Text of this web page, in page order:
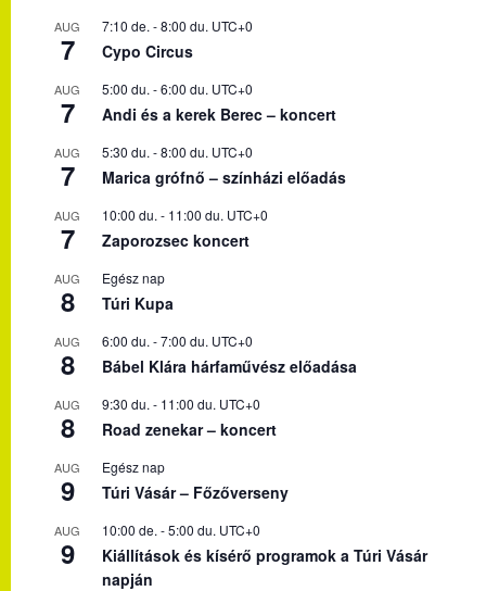
AUG
7
7:10 de. -8:00 du. UTC+0
Cypo Circus
AUG
7
5:00 du. -6:00 du. UTC+0
Andi és a kerek Berec – koncert
AUG
7
5:30 du. -8:00 du. UTC+0
Marica grófnő – színházi előadás
AUG
7
10:00 du. - 11:00 du. UTC+0
Zaporozsec koncert
AUG
8
Egész nap
Túri Kupa
AUG
8
6:00 du. -7:00 du. UTC+0
Bábel Klára hárfaművész előadása
AUG
8
9:30 du. - 11:00 du. UTC+0
Road zenekar – koncert
AUG
9
Egész nap
Túri Vásár – Főzőverseny
AUG
9
10:00 de. -5:00 du. UTC+0
Kiállítások és kísérő programok a Túri Vásár
napján